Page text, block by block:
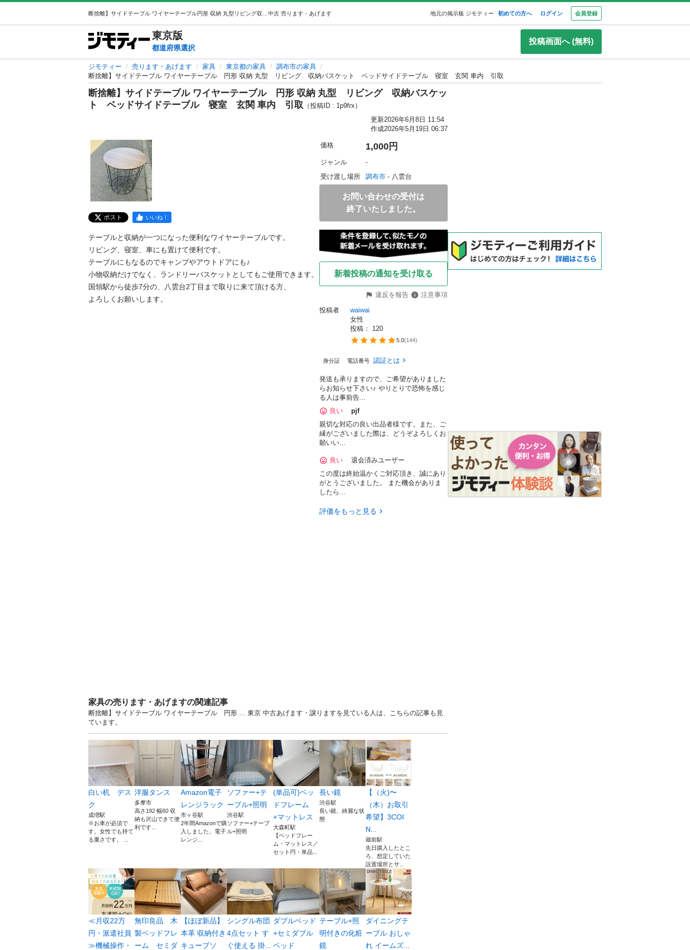
中古 売ります・あげます 地元の掲示板 ジモティー 初めての方へ ログイン 会員登録
東京版
都道府県選択
投稿画面へ (無料)
ジモティー 売ります・あげます 家具 東京都の家具
調布市の家具
断捨離】サイドテーブル ワイヤーテーブル 円形 収納 丸型 リビング 収納バスケット ベッドサイドテーブル 寝室 玄関 車内 引取
断捨離】サイドテーブル ワイヤーテーブル 円形 収納 丸型 リビング 収納バスケッ
ト ベッドサイドテーブル 寝室 玄関 車内 引取 （投稿ID : 1p9frx）
更新2026年6月8日 11:54
作成2026年5月19日 06:37
ポスト いいね！
テーブルと収納が一つになった便利なワイヤーテーブルです。
リビング、寝室、車にも置けて便利です。
テーブルにもなるのでキャンプやアウトドアにも♪
小物収納だけでなく、ランドリーバスケットとしてもご使用できます。
国領駅から徒歩7分の、八雲台2丁目まで取りに来て頂ける方、
よろしくお願いします。
価格 1,000円
ジャンル
-
受け渡し場所
調布市 - 八雲台
お問い合わせの受付は
終了いたしました。
新着投稿の通知を受け取る
違反を報告
注意事項
投稿者
waiwai
女性
投稿： 120
5.0(144)
身分証 電話番号 認証とは
発送も承りますので、ご希望がありました
らお知らせ下さい♪ やりとりで恐怖を感じ
る人は事前告...
良い
pjf
親切な対応の良い出品者様です。また、ご
縁がございました際は、どうぞよろしくお
願いい...
良い
退会済みユーザー
この度は終始温かくご対応頂き、誠にあり
がとうございました。 また機会がありま
したら...
評価をもっと見る
家具の売ります・あげますの関連記事
断捨離】サイドテーブル ワイヤーテーブル 円形 ... 東京 中古あげます・譲りますを見ている人は、こちらの記事も見
ています。
白い机 デス
ク
成増駅
※お車が必須で
す。女性でも持て
る重さです。 ...
洋服タンス
多摩市
高さ192 幅60 収
納も沢山できて便
利です...
Amazon電子
レンジラック
市ヶ谷駅
2年間Amazonで購
入しました。電子
レンジ...
ソファー+テ
ーブル+照明
渋谷駅
ソファー+テーブ
ル+照明
(単品可)ベッ
ドフレーム
+マットレス
大森町駅
【ベッドフレー
ム・マットレス／
セット円・単品...
長い鏡
渋谷駅
長い鏡、綺麗な状
態
【（火)〜
（木）お取引
希望】3COI
N...
蔵前駅
先日購入したとこ
ろ、想定していた
設置場所とサ...
≪月収22万
円・派遣社員
≫機械操作・
無印良品 木
製ベッドフレ
ーム セミダ
【ほぼ新品】
本革 収納付き
キューブソ
シングル布団
4点セット す
ぐ使える 掛...
ダブルベッド
+セミダブル
ベッド
テーブル+照
明付きの化粧
鏡
ダイニングテ
ーブル おしゃ
れ イームズ...